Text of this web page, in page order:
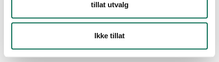
tillat utvalg
Ikke tillat